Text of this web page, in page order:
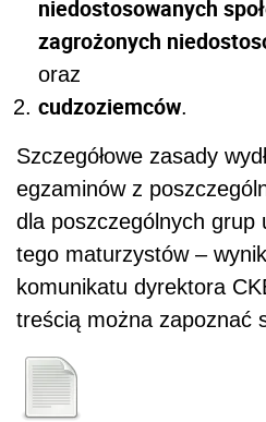
niedostosowanych
zagrożonych
oraz
cudzoziemców.
Szczegółowe zasady
egzaminów z
dla poszczególnych grup
tego maturzystów –
komunikatu dyrektora
treścią można zapoznać